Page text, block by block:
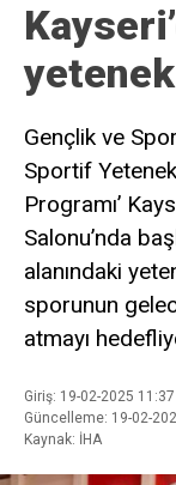
Gençlik ve
Sportif
Programı’
Salonu’nda
alanındaki
sporunun
atmayı
Giriş: 19-02-2025 11:37
Güncelleme: 19-02-
Kaynak: İHA